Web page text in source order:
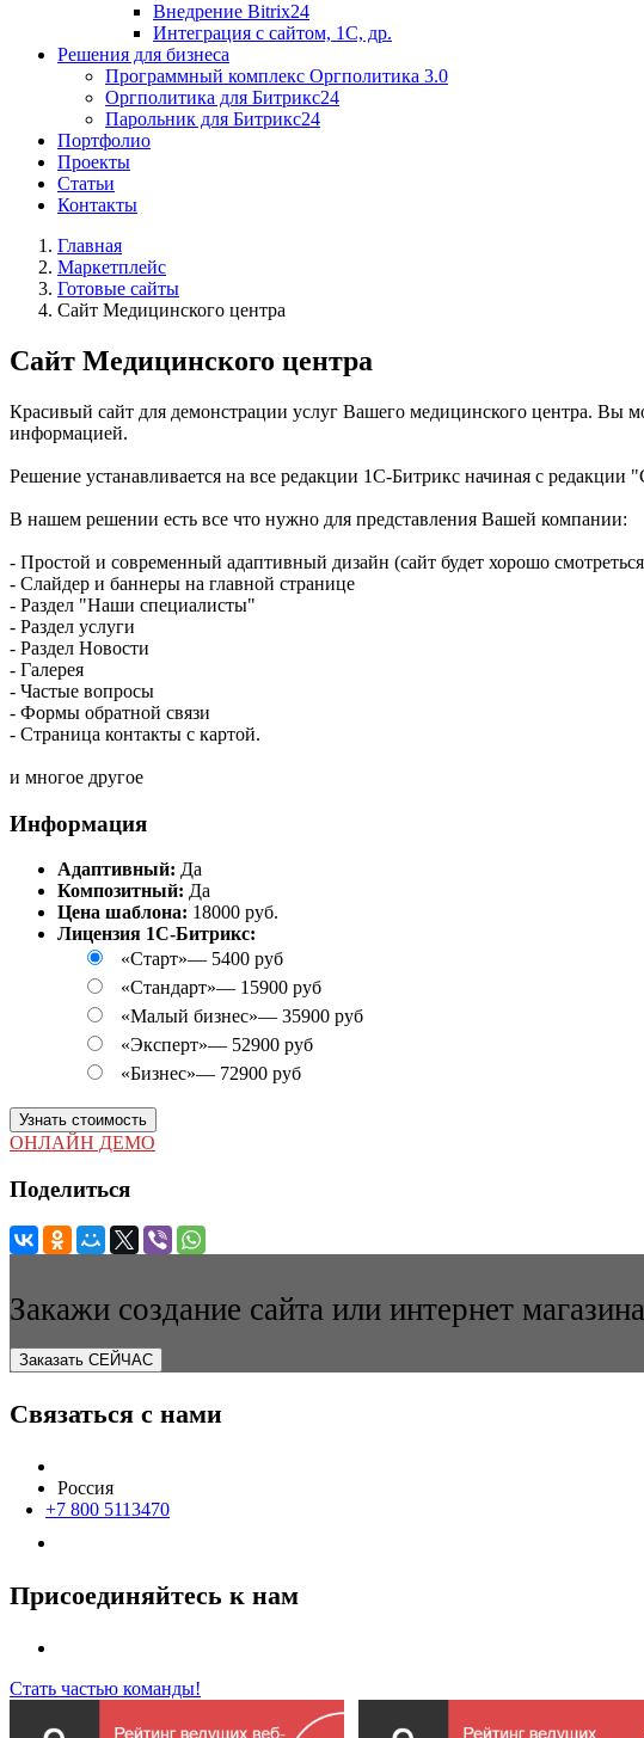
Внедрение Bitrix24
Интеграция с сайтом, 1С, др.
Решения для бизнеса
Программный комплекс Оргполитика 3.0
Оргполитика для Битрикс24
Парольник для Битрикс24
Портфолио
Проекты
Статьи
Контакты
Главная
Маркетплейс
Готовые сайты
Сайт Медицинского центра
Сайт Медицинского центра
Красивый сайт для демонстрации услуг Вашего медицинского центра. Вы
информацией.
Решение устанавливается на все редакции 1С-Битрикс начиная с редакции
В нашем решении есть все что нужно для представления Вашей компании:
- Простой и современный адаптивный дизайн (сайт будет хорошо
- Слайдер и баннеры на главной странице
- Раздел "Наши специалисты"
- Раздел услуги
- Раздел Новости
- Галерея
- Частые вопросы
- Формы обратной связи
- Страница контакты с картой.
и многое другое
Информация
Адаптивный: Да
Композитный: Да
Цена шаблона: 18000 руб.
Лицензия 1С-Битрикс:
«Старт»— 5400 руб
«Стандарт»— 15900 руб
«Малый бизнес»— 35900 руб
«Эксперт»— 52900 руб
«Бизнес»— 72900 руб
Узнать стоимость
ОНЛАЙН ДЕМО
Поделиться
Закажи создание сайта или интернет магазина
Заказать СЕЙЧАС
Связаться с нами
Россия
+7 800 5113470
Присоединяйтесь к нам
Стать частью команды!